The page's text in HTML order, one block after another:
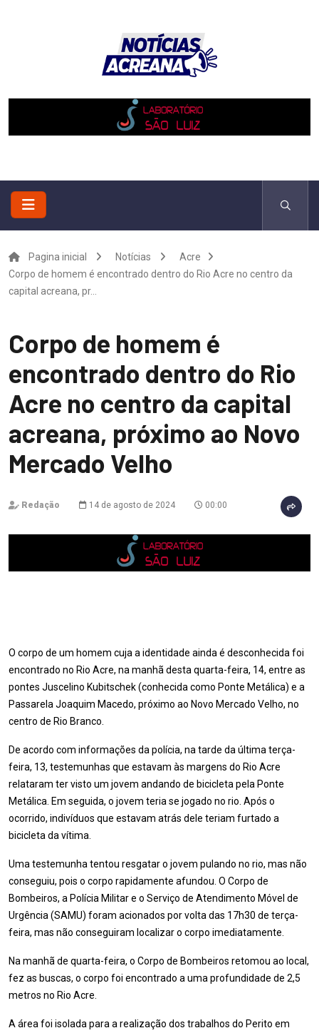
Pagina inicial Notícias
Acre
Corpo de homem é encontrado dentro do Rio Acre no centro da
capital acreana, pr...
Corpo de homem é
encontrado dentro do Rio
Acre no centro da capital
acreana, próximo ao Novo
Mercado Velho
Redação 14 de agosto de 2024 00:00
O corpo de um homem cuja a identidade ainda é desconhecida foi
encontrado no Rio Acre, na manhã desta quarta-feira, 14, entre as
pontes Juscelino Kubitschek (conhecida como Ponte Metálica) e a
Passarela Joaquim Macedo, próximo ao Novo Mercado Velho, no
centro de Rio Branco.
De acordo com informações da polícia, na tarde da última terça-
feira, 13, testemunhas que estavam às margens do Rio Acre
relataram ter visto um jovem andando de bicicleta pela Ponte
Metálica. Em seguida, o jovem teria se jogado no rio. Após o
ocorrido, indivíduos que estavam atrás dele teriam furtado a
bicicleta da vítima.
Uma testemunha tentou resgatar o jovem pulando no rio, mas não
conseguiu, pois o corpo rapidamente afundou. O Corpo de
Bombeiros, a Polícia Militar e o Serviço de Atendimento Móvel de
Urgência (SAMU) foram acionados por volta das 17h30 de terça-
feira, mas não conseguiram localizar o corpo imediatamente.
Na manhã de quarta-feira, o Corpo de Bombeiros retomou ao local,
fez as buscas, o corpo foi encontrado a uma profundidade de 2,5
metros no Rio Acre.
A área foi isolada para a realização dos trabalhos do Perito em